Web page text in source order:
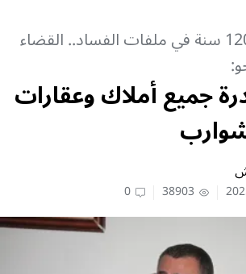
مجموع أحكامه 120 سنة في ملفات الفساد.. القضاء
جميع أملاك وعقارات
38903
0